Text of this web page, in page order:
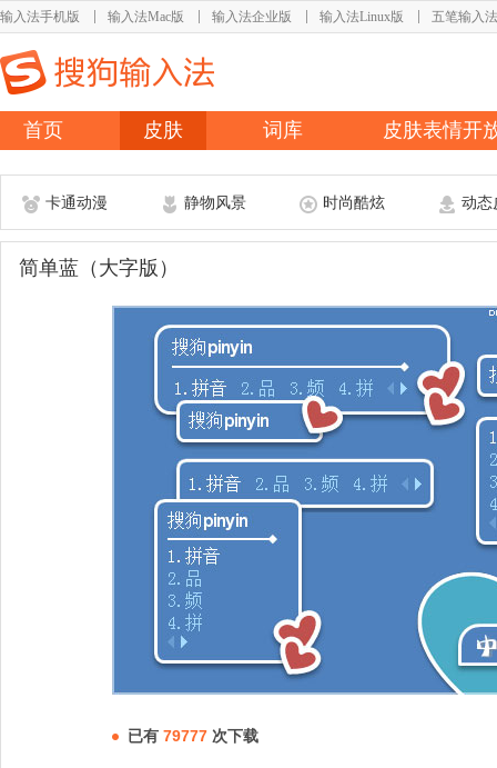
输入法手机版 输入法Mac版 输入法企业版 输入法Linux版 五笔输入法
首页 皮肤 词库 皮肤表情开
卡通动漫 静物风景 时尚酷炫 动态
简单蓝（大字版）
已有 79777 次下载